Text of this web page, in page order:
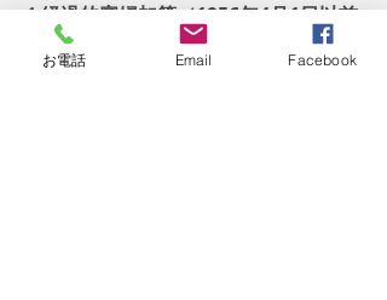
⒋経過的寡婦加算（1956年4月1日以前
生まれ & 65歳以降 ）
遺族厚生年金を受給している 1956年
お電話 Email Facebook